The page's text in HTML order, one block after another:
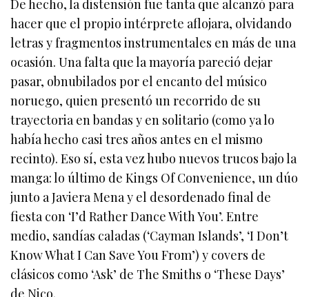
De hecho, la distensión fue tanta que alcanzó para
hacer que el propio intérprete aflojara, olvidando
letras y fragmentos instrumentales en más de una
ocasión. Una falta que la mayoría pareció dejar
pasar, obnubilados por el encanto del músico
noruego, quien presentó un recorrido de su
trayectoria en bandas y en solitario (como ya lo
había hecho casi tres años antes en el mismo
recinto). Eso sí, esta vez hubo nuevos trucos bajo la
manga: lo último de Kings Of Convenience, un dúo
junto a Javiera Mena y el desordenado final de
fiesta con ‘I’d Rather Dance With You’. Entre
medio, sandías caladas (‘Cayman Islands’, ‘I Don’t
Know What I Can Save You From’) y covers de
clásicos como ‘Ask’ de The Smiths o ‘These Days’
de Nico.